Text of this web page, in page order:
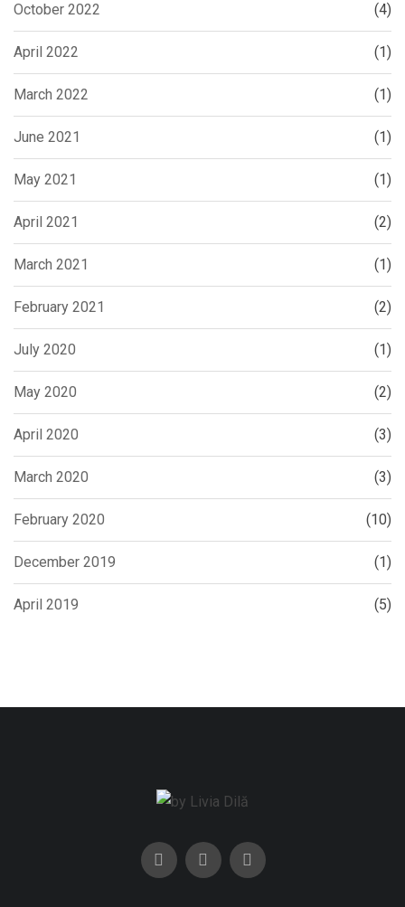
October 2022 (4)
April 2022 (1)
March 2022 (1)
June 2021 (1)
May 2021 (1)
April 2021 (2)
March 2021 (1)
February 2021 (2)
July 2020 (1)
May 2020 (2)
April 2020 (3)
March 2020 (3)
February 2020 (10)
December 2019 (1)
April 2019 (5)